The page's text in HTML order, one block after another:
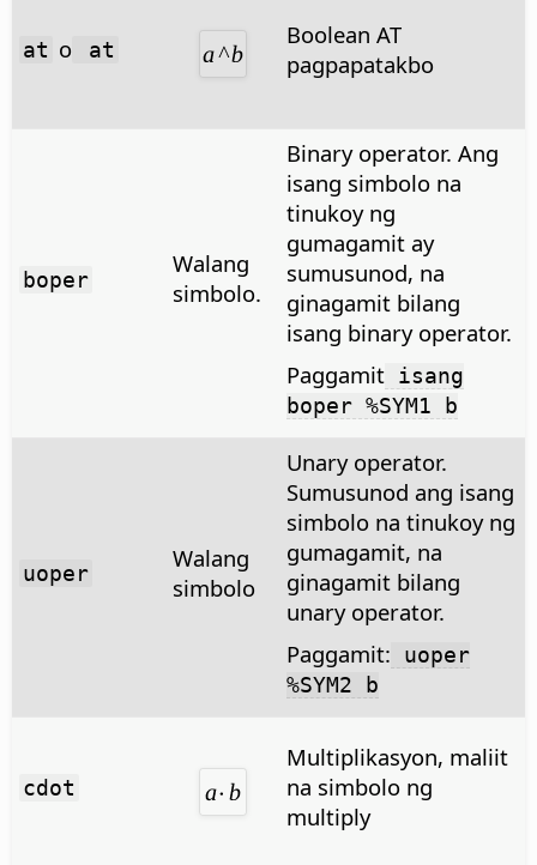
at o at
Boolean AT
pagpapatakbo
boper
Walang
simbolo.
Binary operator. Ang
isang simbolo na
tinukoy ng
gumagamit ay
sumusunod, na
ginagamit bilang
isang binary operator.
Paggamitisang
boper %SYM1 b
uoper
Walang
simbolo
Unary operator.
Sumusunod ang isang
simbolo na tinukoy ng
gumagamit, na
ginagamit bilang
unary operator.
Paggamit: uoper
%SYM2 b
cdot
Multiplikasyon, maliit
na simbolo ng
multiply